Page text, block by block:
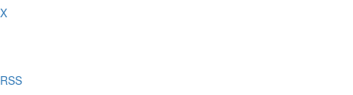
X
RSS